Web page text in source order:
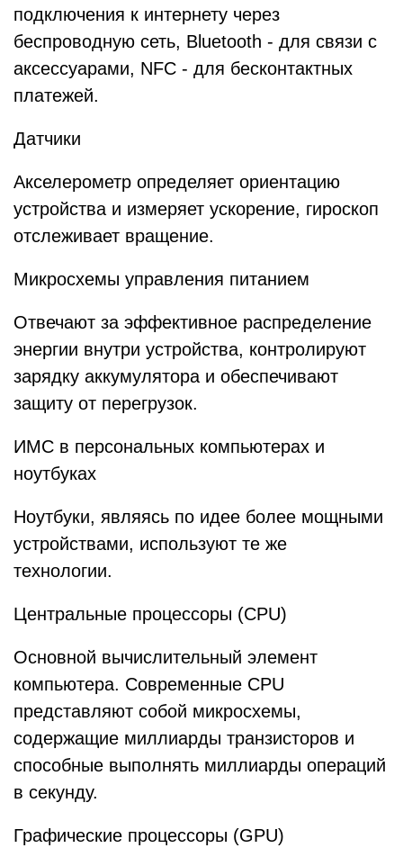
подключения к интернету через
беспроводную сеть, Bluetooth - для связи с
аксессуарами, NFC - для бесконтактных
платежей.
Датчики
Акселерометр определяет ориентацию
устройства и измеряет ускорение, гироскоп
отслеживает вращение.
Микросхемы управления питанием
Отвечают за эффективное распределение
энергии внутри устройства, контролируют
зарядку аккумулятора и обеспечивают
защиту от перегрузок.
ИМС в персональных компьютерах и
ноутбуках
Ноутбуки, являясь по идее более мощными
устройствами, используют те же
технологии.
Центральные процессоры (CPU)
Основной вычислительный элемент
компьютера. Современные CPU
представляют собой микросхемы,
содержащие миллиарды транзисторов и
способные выполнять миллиарды операций
в секунду.
Графические процессоры (GPU)